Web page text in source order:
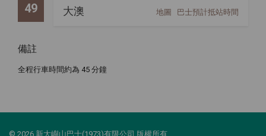
49 地圖 巴士預計抵站時間
大澳
備註
全程行車時間約為 45 分鐘
© 2026 新大嶼山巴士(1973)有限公司 版權所有